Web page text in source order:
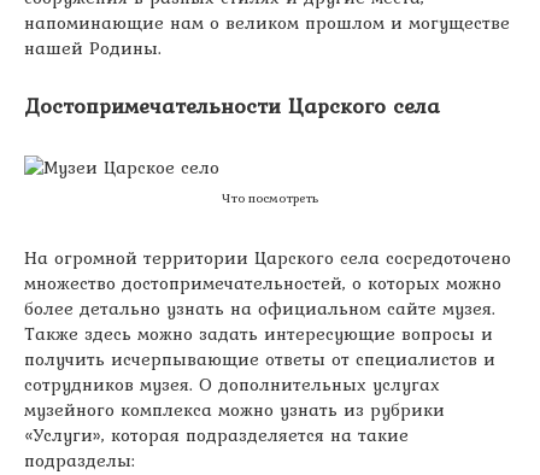
напоминающие нам о великом прошлом и могуществе
нашей Родины.
Достопримечательности Царского села
Что посмотреть
На огромной территории Царского села сосредоточено
множество достопримечательностей, о которых можно
более детально узнать на официальном сайте музея.
Также здесь можно задать интересующие вопросы и
получить исчерпывающие ответы от специалистов и
сотрудников музея. О дополнительных услугах
музейного комплекса можно узнать из рубрики
«Услуги», которая подразделяется на такие
подразделы: